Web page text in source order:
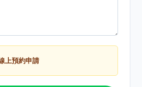
上預約申請